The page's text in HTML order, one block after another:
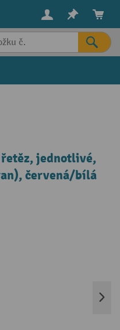
jednotlivé,
červená/bílá